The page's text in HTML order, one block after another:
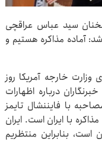
سید عباس عراقچی
آماده مذاکره هستیم و
وزارت خارجه آمریکا روز
درباره اظهارات
با فایننشال تایمز
با ایران است. ایران
است، بنابراین منتظریم